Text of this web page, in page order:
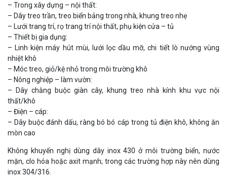
– Trong xây dựng – nội thất:
– Dây treo trần, treo biển bảng trong nhà, khung treo nhẹ
– Lưới trang trí, rọ trang trí nội thất, phụ kiện cửa – tủ
– Thiết bị gia dụng:
– Linh kiện máy hút mùi, lưới lọc dầu mỡ, chi tiết lò nướng vùng
nhiệt khô
– Móc treo, giỏ/kệ nhỏ trong môi trường khô
– Nông nghiệp – làm vườn:
– Dây chằng buộc giàn cây, khung treo nhà kính khu vực nội
thất/khô
– Điện – cáp:
– Dây buộc đánh dấu, ràng bó bó cáp trong tủ điện khô, không ăn
mòn cao
Không khuyến nghị dùng dây inox 430 ở môi trường biển, nước
mặn, clo hóa hoặc axit mạnh; trong các trường hợp này nên dùng
inox 304/316.